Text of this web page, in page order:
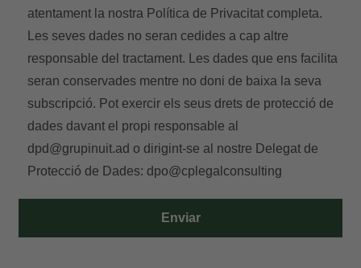
Enviar
atentament la nostra Política de Privacitat completa.
Les seves dades no seran cedides a cap altre
responsable del tractament. Les dades que ens facilita
seran conservades mentre no doni de baixa la seva
subscripció. Pot exercir els seus drets de protecció de
dades davant el propi responsable al
dpd@grupinuit.ad o dirigint-se al nostre Delegat de
Protecció de Dades:dpo@cplegalconsulting